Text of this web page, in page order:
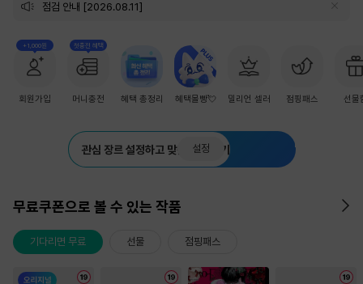
점검 안내 [2026.08.11]
+1,000원
회원가입
첫충전 혜택
머니충전 혜택 총정리 혜택몰빵💘 밀리언 셀러 점핑패스 선물
관심 장르 설정하고 맞춤 추천 받기
설정
무료쿠폰으로 볼 수 있는 작품
기다리면 무료 선물 점핑패스